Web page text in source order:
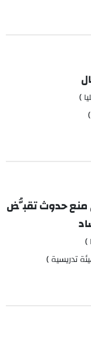
)
منع حدوث تقبُّض
)
تدريسية )